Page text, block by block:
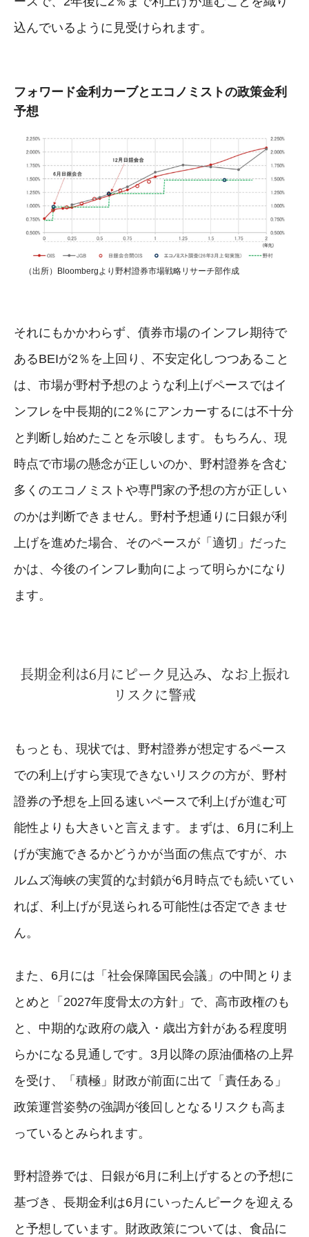
込んでいるように見受けられます。
フォワード金利カーブとエコノミストの政策金利
予想
（出所）Bloombergより野村證券市場戦略リサーチ部作成
それにもかかわらず、債券市場のインフレ期待で
あるBEIが2％を上回り、不安定化しつつあること
は、市場が野村予想のような利上げペースではイ
ンフレを中長期的に2％にアンカーするには不十分
と判断し始めたことを示唆します。もちろん、現
時点で市場の懸念が正しいのか、野村證券を含む
多くのエコノミストや専門家の予想の方が正しい
のかは判断できません。野村予想通りに日銀が利
上げを進めた場合、そのペースが「適切」だった
かは、今後のインフレ動向によって明らかになり
ます。
長期金利は6月にピーク見込み、なお上振れ
リスクに警戒
もっとも、現状では、野村證券が想定するペース
での利上げすら実現できないリスクの方が、野村
證券の予想を上回る速いペースで利上げが進む可
能性よりも大きいと言えます。まずは、6月に利上
げが実施できるかどうかが当面の焦点ですが、ホ
ルムズ海峡の実質的な封鎖が6月時点でも続いてい
れば、利上げが見送られる可能性は否定できませ
ん。
また、6月には「社会保障国民会議」の中間とりま
とめと「2027年度骨太の方針」で、高市政権のも
と、中期的な政府の歳入・歳出方針がある程度明
らかになる見通しです。3月以降の原油価格の上昇
を受け、「積極」財政が前面に出て「責任ある」
政策運営姿勢の強調が後回しとなるリスクも高ま
っているとみられます。
野村證券では、日銀が6月に利上げするとの予想に
基づき、長期金利は6月にいったんピークを迎える
と予想しています。財政政策については、食品に